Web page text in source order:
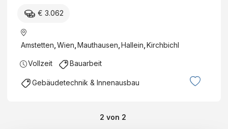
€ 3.062
Amstetten,Wien,Mauthausen,Hallein,Kirchbichl
Vollzeit Bauarbeit
Gebäudetechnik & Innenausbau
2 von 2